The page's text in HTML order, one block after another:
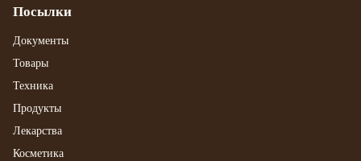
Посылки
Документы
Товары
Техника
Продукты
Лекарства
Косметика